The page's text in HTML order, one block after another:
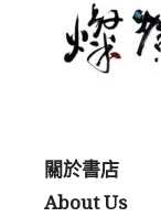
關於書店
About Us